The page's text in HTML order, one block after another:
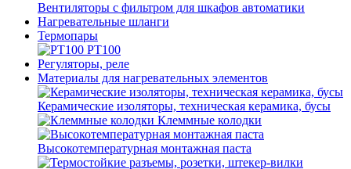
Вентиляторы с фильтром для шкафов автоматики
Нагревательные шланги
Термопары
PT100
Регуляторы, реле
Материалы для нагревательных элементов
Керамические изоляторы, техническая керамика, бусы
Клеммные колодки
Высокотемпературная монтажная паста